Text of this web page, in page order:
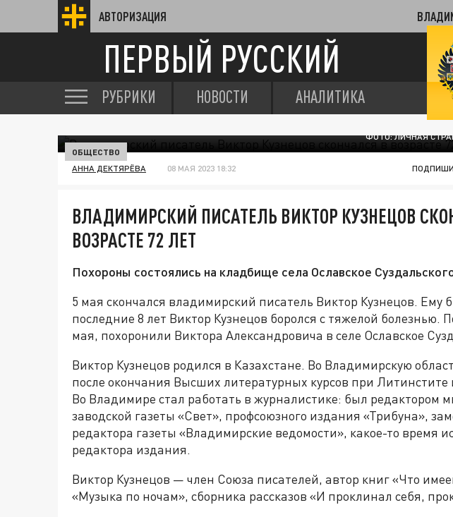
АВТОРИЗАЦИЯ
ПЕРВЫЙ РУССКИЙ
РУБРИКИ НОВОСТИ АНАЛИТИКА
ФОТО: ЛИЧНАЯ
ОБЩЕСТВО
АННА ДЕКТЯРЁВА 08 МАЯ 2023 18:32
ВЛАДИМИРСКИЙ ПИСАТЕЛЬ ВИКТОР КУЗНЕЦОВ
ВОЗРАСТЕ 72 ЛЕТ
Похороны состоялись на кладбище села Ославское
5 мая скончался владимирский писатель Виктор Кузнецов. Ему
последние 8 лет Виктор Кузнецов боролся с тяжелой болезнью.
мая, похоронили Виктора Александровича в селе Ославское
Виктор Кузнецов родился в Казахстане. Во Владимирскую
после окончания Высших литературных курсов при Литинстите
Во Владимире стал работать в журналистике: был редактором
заводской газеты «Свет», профсоюзного издания «Трибуна»,
редактора газеты «Владимирские ведомости», какое-то время
редактора издания.
Виктор Кузнецов — член Союза писателей, автор книг «Что
«Музыка по ночам», сборника рассказов «И проклинал себя,